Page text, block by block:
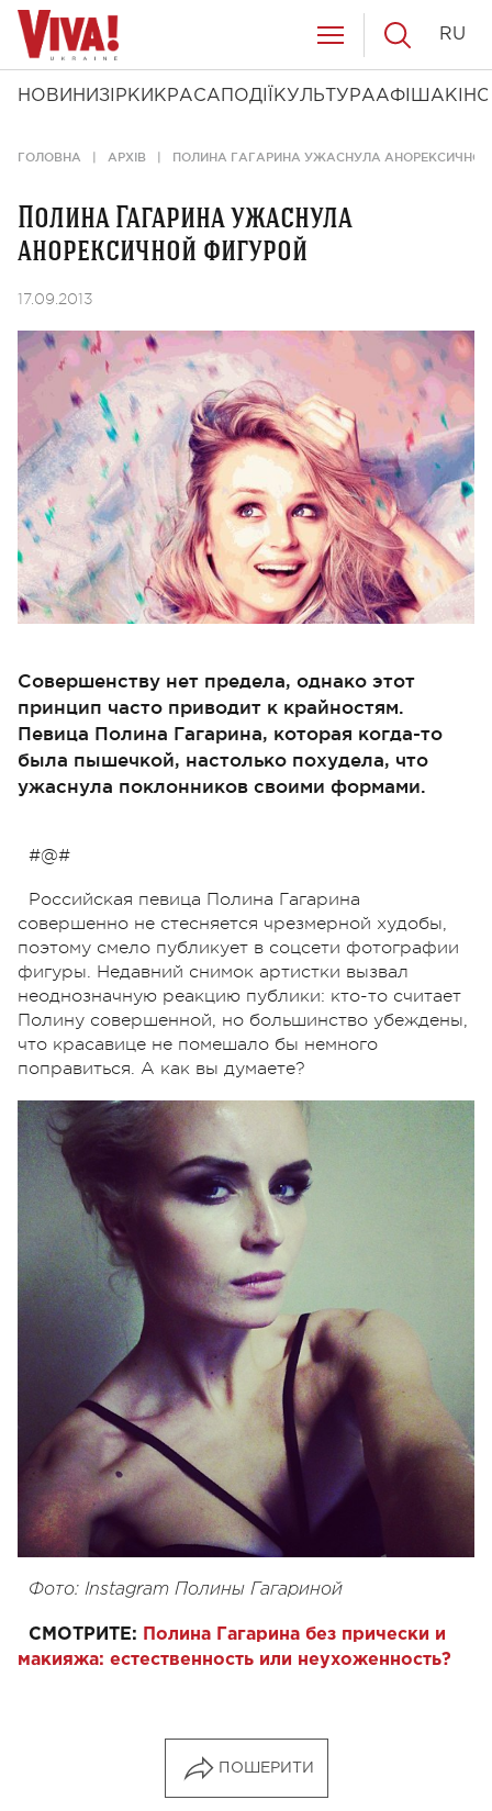
НОВИНИ ЗІРКИ КРАСА ПОДІЇ КУЛЬТУРААФІША КІНО
RU
ГОЛОВНА АРХІВ ПОЛИНА ГАГАРИНА УЖАСНУЛА
Полина Гагарина ужаснула
анорексичной фигурой
17.09.2013
Совершенству нет предела, однако этот
принцип часто приводит к крайностям.
Певица Полина Гагарина, которая когда-то
была пышечкой, настолько похудела, что
ужаснула поклонников своими формами.
#@#
Российская певица Полина Гагарина
совершенно не стесняется чрезмерной худобы,
поэтому смело публикует в соцсети фотографии
фигуры. Недавний снимок артистки вызвал
неоднозначную реакцию публики: кто-то считает
Полину совершенной, но большинство убеждены,
что красавице не помешало бы немного
поправиться. А как вы думаете?
Фото: Instagram Полины Гагариной
СМОТРИТЕ:
Полина Гагарина без прически и
макияжа: естественность или неухоженность?
ПОШЕРИТИ